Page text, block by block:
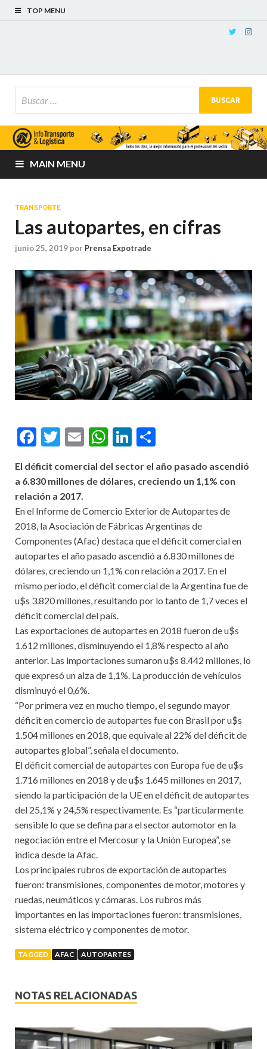
TOP MENU
MAIN MENU
TRANSPORTE
Las autopartes, en cifras
junio 25, 2019 por Prensa Expotrade
Facebook
Twitter
EmailWhatsApp
LinkedIn
El déficit comercial del sector el año pasado ascendió
a 6.830 millones de dólares, creciendo un 1,1% con
relación a 2017.
En el Informe de Comercio Exterior de Autopartes de
2018, la Asociación de Fábricas Argentinas de
Componentes (Afac) destaca que el déficit comercial en
autopartes el año pasado ascendió a 6.830 millones de
dólares, creciendo un 1,1% con relación a 2017. En el
mismo período, el déficit comercial de la Argentina fue de
u$s 3.820 millones, resultando por lo tanto de 1,7 veces el
déficit comercial del país.
Las exportaciones de autopartes en 2018 fueron de u$s
1.612 millones, disminuyendo el 1,8% respecto al año
anterior. Las importaciones sumaron u$s 8.442 millones, lo
que expresó un alza de 1,1%. La producción de vehículos
disminuyó el 0,6%.
“Por primera vez en mucho tiempo, el segundo mayor
déficit en comercio de autopartes fue con Brasil por u$s
1.504 millones en 2018, que equivale al 22% del déficit de
autopartes global”, señala el documento.
El déficit comercial de autopartes con Europa fue de u$s
1.716 millones en 2018 y de u$s 1.645 millones en 2017,
siendo la participación de la UE en el déficit de autopartes
del 25,1% y 24,5% respectivamente. Es “particularmente
sensible lo que se defina para el sector automotor en la
negociación entre el Mercosur y la Unión Europea”, se
indica desde la Afac.
Los principales rubros de exportación de autopartes
fueron: transmisiones, componentes de motor, motores y
ruedas, neumáticos y cámaras. Los rubros más
importantes en las importaciones fueron: transmisiones,
sistema eléctrico y componentes de motor.
TAGGED AFAC AUTOPARTES
NOTAS RELACIONADAS